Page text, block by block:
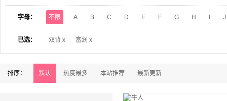
字母： 不限 A B C D E F G H J
已选： 双背 x 富润 x
排序： 默认 热度最多 本站推荐 最新更新